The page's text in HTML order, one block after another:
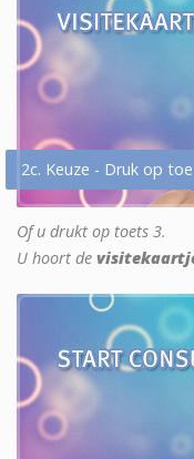
2c. Keuze - Druk op
Of u drukt op toets 3.
U hoort de